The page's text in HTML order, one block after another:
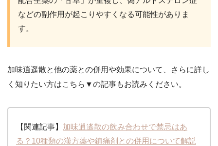
などの副作用が起こりやすくなる可能性がありま
す。
加味逍遥散と他の薬との併用や効果について、さらに詳し
く知りたい方はこちら▼の記事もお読みください。
【関連記事】 加味逍遙散の飲み合わせで禁忌はあ
る？10種類の漢方薬や鎮痛剤との併用について解説